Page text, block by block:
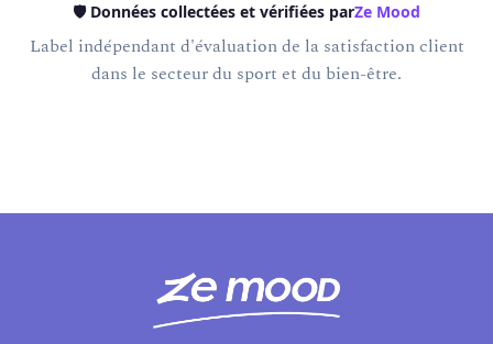
🛡️ Données collectées et vérifiées parZe Mood
Label indépendant d'évaluation de la satisfaction client
dans le secteur du sport et du bien-être.